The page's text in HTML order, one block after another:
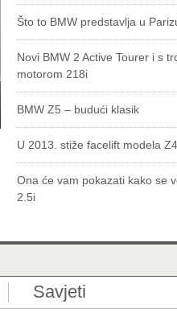
Što to BMW predstavlja u
Novi BMW 2 Active Tourer i s
motorom 218i
BMW Z5 – budući klasik
U 2013. stiže facelift modela Z4
Ona će vam pokazati kako se
2.5i
Savjeti